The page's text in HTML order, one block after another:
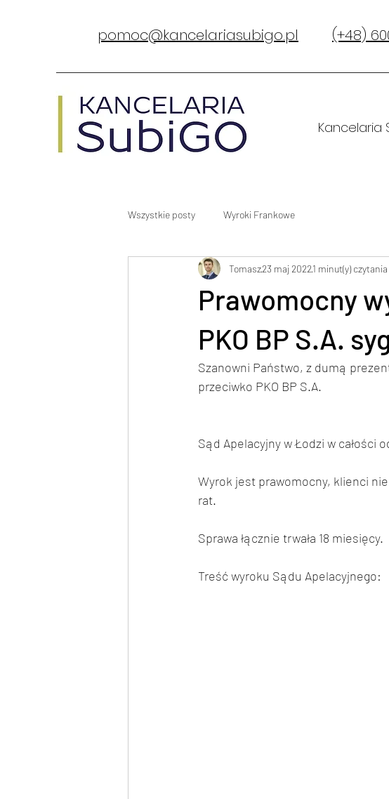
pomoc@kancelariasubigo.pl (+48)
Kancelaria
Wszystkie posty Wyroki Frankowe
Prawomocny
PKO BP S.A.
Tomasz23 maj 20221 minut(y) czytania
Szanowni Państwo, z dumą
przeciwko PKO BP S.A.
Sąd Apelacyjny w Łodzi w całości
Wyrok jest prawomocny, klienci
rat.
Sprawa łącznie trwała 18 miesięcy.
Treść wyroku Sądu Apelacyjnego: